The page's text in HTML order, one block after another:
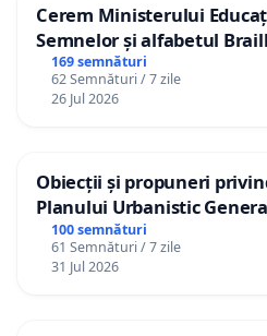
Cerem Ministerului
Semnelor și alfabetul
Republica Moldova!
169 semnături
62 Semnături / 7 zile
26 Jul 2026
Obiecții și propuneri
Planului Urbanistic
100 semnături
61 Semnături / 7 zile
31 Jul 2026